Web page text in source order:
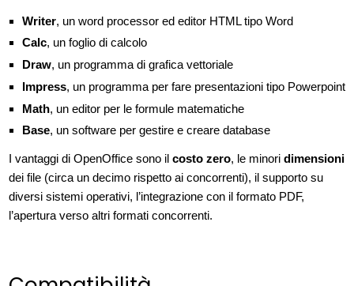
Writer, un word processor ed editor HTML tipo Word
Calc, un foglio di calcolo
Draw, un programma di grafica vettoriale
Impress, un programma per fare presentazioni tipo Powerpoint
Math, un editor per le formule matematiche
Base, un software per gestire e creare database
I vantaggi di OpenOffice sono ilcosto zero, le minoridimensioni
dei file (circa un decimo rispetto ai concorrenti), il supporto su
diversi sistemi operativi, l’integrazione con il formato PDF,
l’apertura verso altri formati concorrenti.